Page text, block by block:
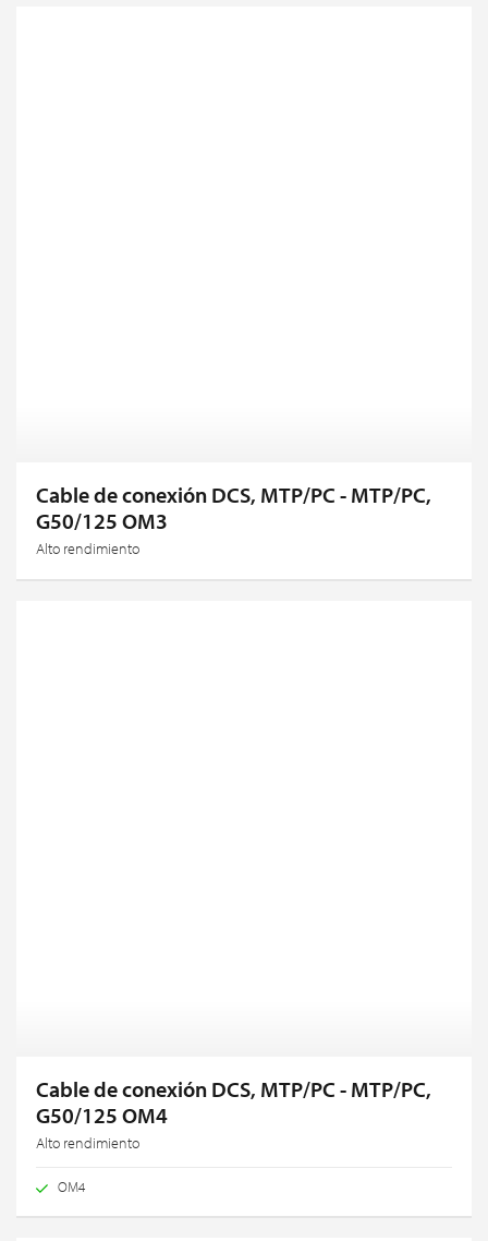
Cable de conexión DCS, MTP/PC - MTP/PC,
G50/125 OM3
Alto rendimiento
Cable de conexión DCS, MTP/PC - MTP/PC,
G50/125 OM4
Alto rendimiento
OM4